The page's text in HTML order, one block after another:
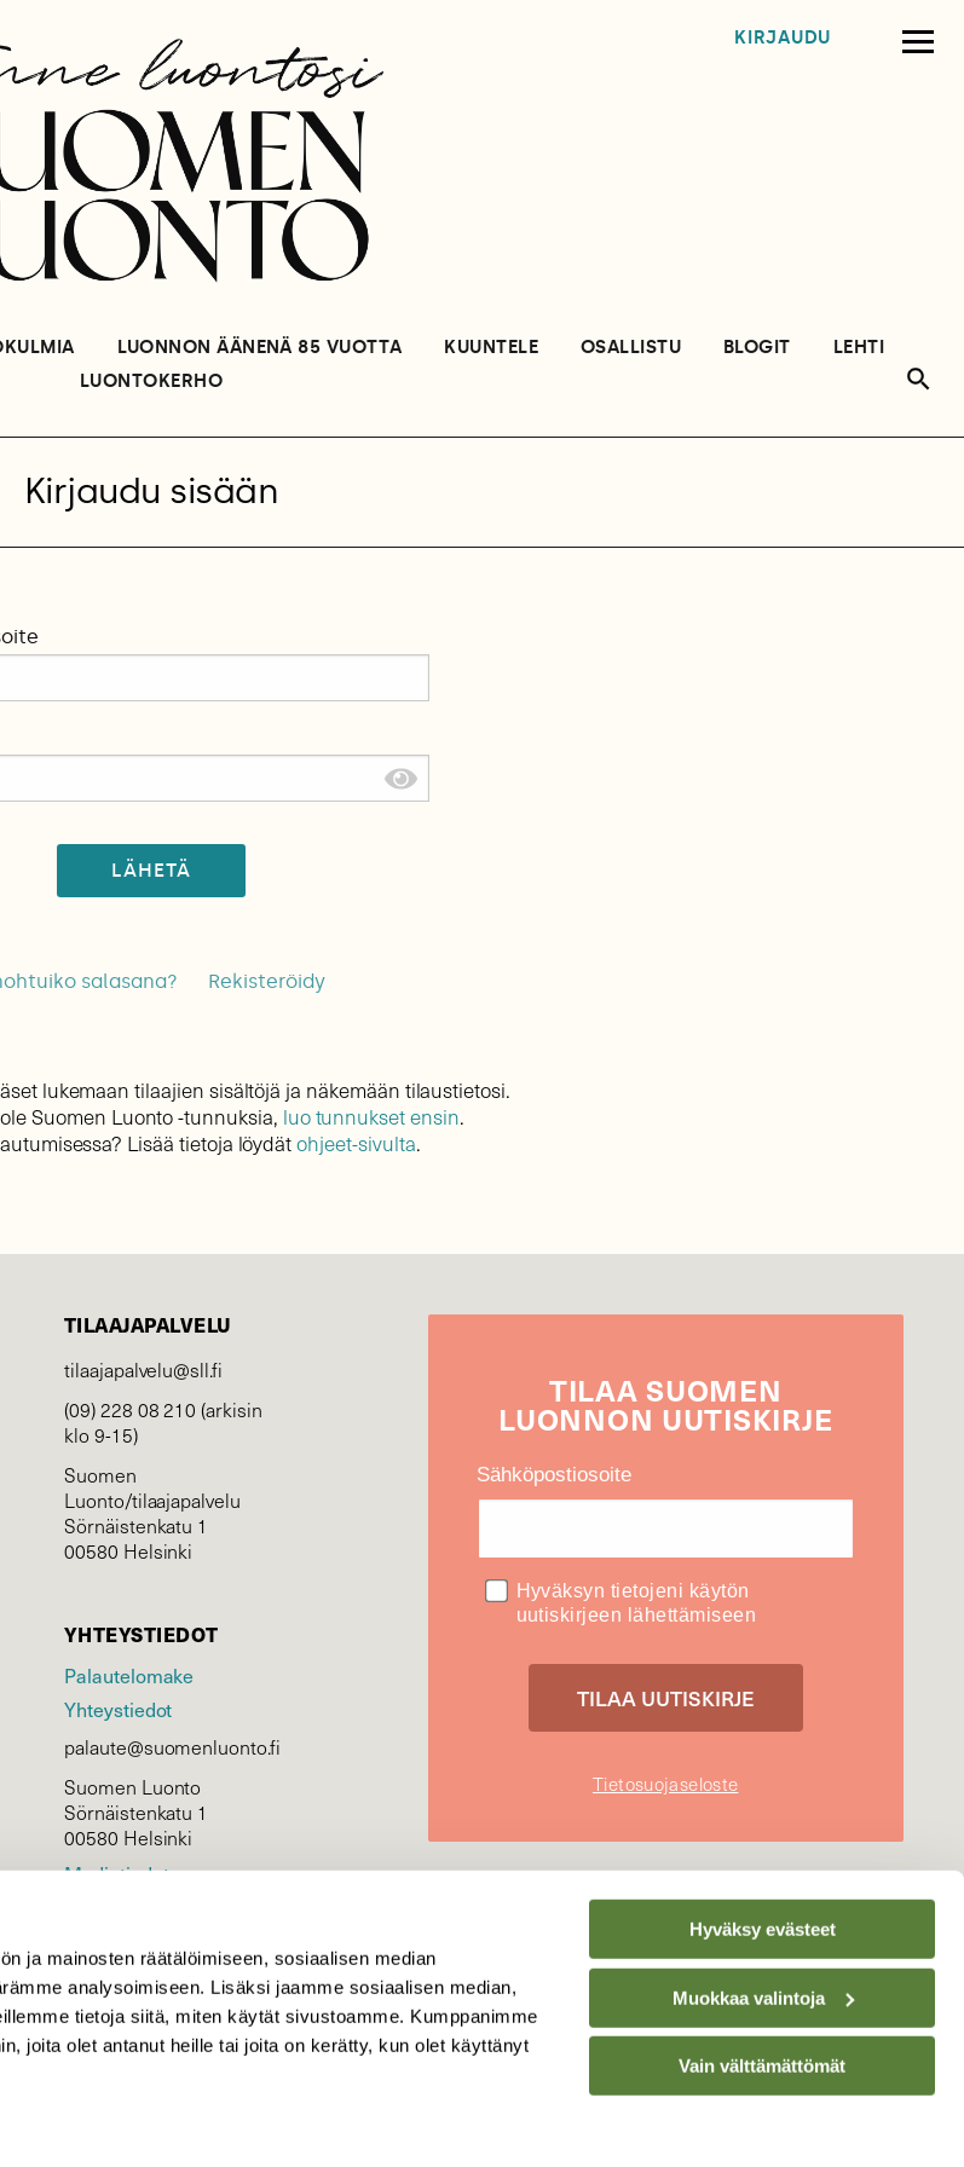
ja mainosten räätälöimiseen, sosiaalisen median
analysoimiseen. Lisäksi jaamme sosiaalisen median,
tietoja siitä, miten käytät sivustoamme. Kumppanimme
joita olet antanut heille tai joita on kerätty, kun olet käyttänyt
Hyväksy evästeet
Muokkaa valintoja
Vain välttämättömät
KIRJAUDU
LUONNON ÄÄNENÄ 85 VUOTTA KUUNTELE OSALLISTU BLOGIT
LEHTI
LUONTOKERHO
Kirjaudu sisään
LÄHETÄ
salasana? Rekisteröidy
lukemaan tilaajien sisältöjä ja näkemään tilaustietosi.
Suomen Luonto -tunnuksia, luo tunnukset ensin.
Lisää tietoja löydätohjeet-sivulta.
TILAAJAPALVELU
tilaajapalvelu@sll.fi
(09) 228 08 210 (arkisin
klo 9-15)
Suomen
Luonto/tilaajapalvelu
Sörnäistenkatu 1
00580 Helsinki
YHTEYSTIEDOT
Palautelomake
Yhteystiedot
palaute@suomenluonto.fi
Suomen Luonto
Sörnäistenkatu 1
00580 Helsinki
Mediatiedot
KIRJAUDU
TILAASUOMEN
LUONNON UUTIS­KIRJE
Sähköpostiosoite
Hyväksyn tietojeni käytön
uutiskirjeen lähettämiseen
Tietosuojaseloste